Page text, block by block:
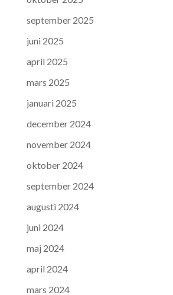
september 2025
juni 2025
april 2025
mars 2025
januari 2025
december 2024
november 2024
oktober 2024
september 2024
augusti 2024
juni 2024
maj 2024
april 2024
mars 2024